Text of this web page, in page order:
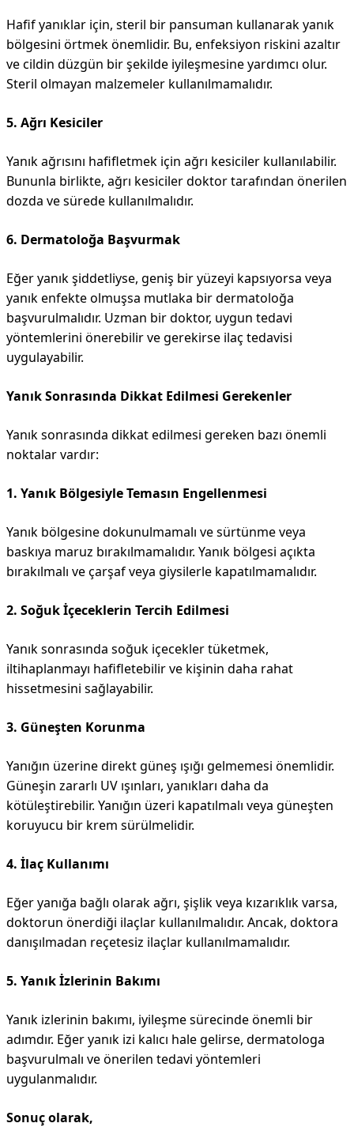
Hafif yanıklar için, steril bir pansuman kullanarak yanık
bölgesini örtmek önemlidir. Bu, enfeksiyon riskini azaltır
ve cildin düzgün bir şekilde iyileşmesine yardımcı olur.
Steril olmayan malzemeler kullanılmamalıdır.
5. Ağrı Kesiciler
Yanık ağrısını hafifletmek için ağrı kesiciler kullanılabilir.
Bununla birlikte, ağrı kesiciler doktor tarafından önerilen
dozda ve sürede kullanılmalıdır.
6. Dermatoloğa Başvurmak
Eğer yanık şiddetliyse, geniş bir yüzeyi kapsıyorsa veya
yanık enfekte olmuşsa mutlaka bir dermatoloğa
başvurulmalıdır. Uzman bir doktor, uygun tedavi
yöntemlerini önerebilir ve gerekirse ilaç tedavisi
uygulayabilir.
Yanık Sonrasında Dikkat Edilmesi Gerekenler
Yanık sonrasında dikkat edilmesi gereken bazı önemli
noktalar vardır:
1. Yanık Bölgesiyle Temasın Engellenmesi
Yanık bölgesine dokunulmamalı ve sürtünme veya
baskıya maruz bırakılmamalıdır. Yanık bölgesi açıkta
bırakılmalı ve çarşaf veya giysilerle kapatılmamalıdır.
2. Soğuk İçeceklerin Tercih Edilmesi
Yanık sonrasında soğuk içecekler tüketmek,
iltihaplanmayı hafifletebilir ve kişinin daha rahat
hissetmesini sağlayabilir.
3. Güneşten Korunma
Yanığın üzerine direkt güneş ışığı gelmemesi önemlidir.
Güneşin zararlı UV ışınları, yanıkları daha da
kötüleştirebilir. Yanığın üzeri kapatılmalı veya güneşten
koruyucu bir krem sürülmelidir.
4. İlaç Kullanımı
Eğer yanığa bağlı olarak ağrı, şişlik veya kızarıklık varsa,
doktorun önerdiği ilaçlar kullanılmalıdır. Ancak, doktora
danışılmadan reçetesiz ilaçlar kullanılmamalıdır.
5. Yanık İzlerinin Bakımı
Yanık izlerinin bakımı, iyileşme sürecinde önemli bir
adımdır. Eğer yanık izi kalıcı hale gelirse, dermatologa
başvurulmalı ve önerilen tedavi yöntemleri
uygulanmalıdır.
Sonuç olarak,